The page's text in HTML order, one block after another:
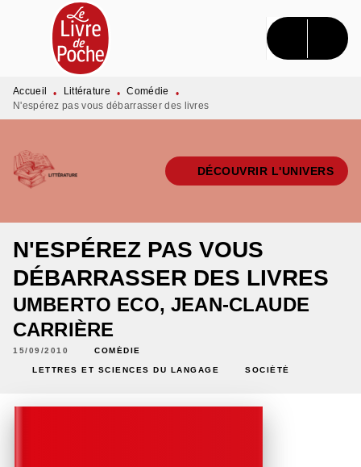
MENU RECHERCHE CONTENU
PIED DE PAGE
Accueil • Littérature • Comédie
•
N'espérez pas vous débarrasser des livres
DÉCOUVRIR L'UNIVERS
N'ESPÉREZ PAS VOUS
DÉBARRASSER DES LIVRES
UMBERTO ECO,JEAN-CLAUDE
CARRIÈRE
15/09/2010 COMÉDIE
LETTRES ET SCIENCES DU LANGAGE SOCIÉTÉ